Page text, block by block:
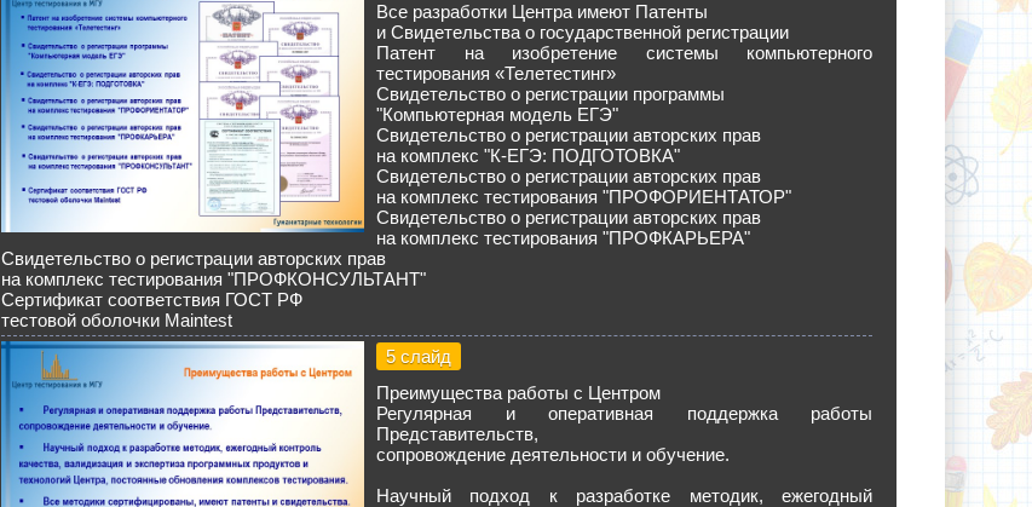
Все разработки Центра имеют Патенты
и Свидетельства о государственной регистрации
Патент на изобретение системы компьютерного
тестирования «Телетестинг»
Свидетельство о регистрации программы
"Компьютерная модель ЕГЭ"
Свидетельство о регистрации авторских прав
на комплекс "К-ЕГЭ: ПОДГОТОВКА"
Свидетельство о регистрации авторских прав
на комплекс тестирования "ПРОФОРИЕНТАТОР"
Свидетельство о регистрации авторских прав
на комплекс тестирования "ПРОФКАРЬЕРА"
Свидетельство о регистрации авторских прав
на комплекс тестирования "ПРОФКОНСУЛЬТАНТ"
Сертификат соответствия ГОСТ РФ
тестовой оболочки Maintest
5 слайд
Преимущества работы с Центром
Регулярная и оперативная поддержка работы
Представительств,
сопровождение деятельности и обучение.
Научный подход к разработке методик, ежегодный